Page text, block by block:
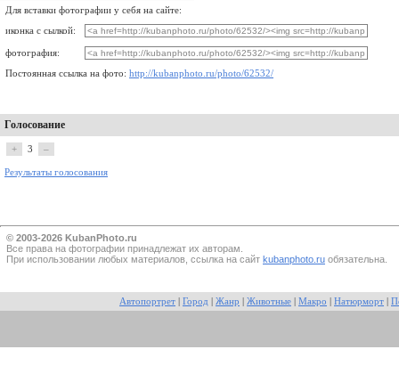
Для вставки фотографии у себя на сайте:
иконка с сылкой:
фотография:
Постоянная ссылка на фото: http://kubanphoto.ru/photo/62532/
Голосование
+ 3 –
Результаты голосования
© 2003-2026 KubanPhoto.ru
Все прaва на фотографии принадлежат их авторам.
При использовании любых материалов, ссылка на сайт kubanphoto.ru обязательна.
Автопортрет Город Жанр Животные Макро Натюрморт